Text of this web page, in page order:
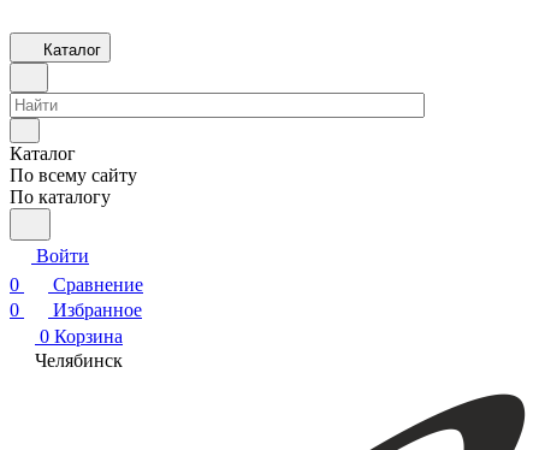
Каталог
Каталог
По всему сайту
По каталогу
Войти
0
Сравнение
0
Избранное
0 Корзина
Челябинск